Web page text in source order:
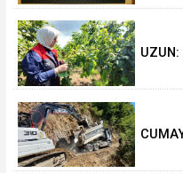
UZUN: